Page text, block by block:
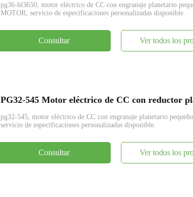
pg36-bl3650, motor eléctrico de CC con engranaje planetario
MOTOR, servicio de especificaciones personalizadas disponible.
Consultar Ver todos los
pg32-545, motor eléctrico de CC con engranaje planetario
servicio de especificaciones personalizadas disponible.
Consultar Ver todos los